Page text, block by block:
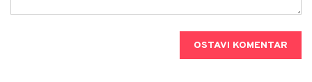
OSTAVI KOMENTAR